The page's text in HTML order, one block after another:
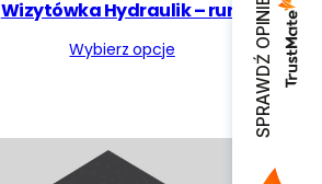
Wizytówka Hydraulik – rury
Wybierz opcje SPRAWDŹ OPINIE